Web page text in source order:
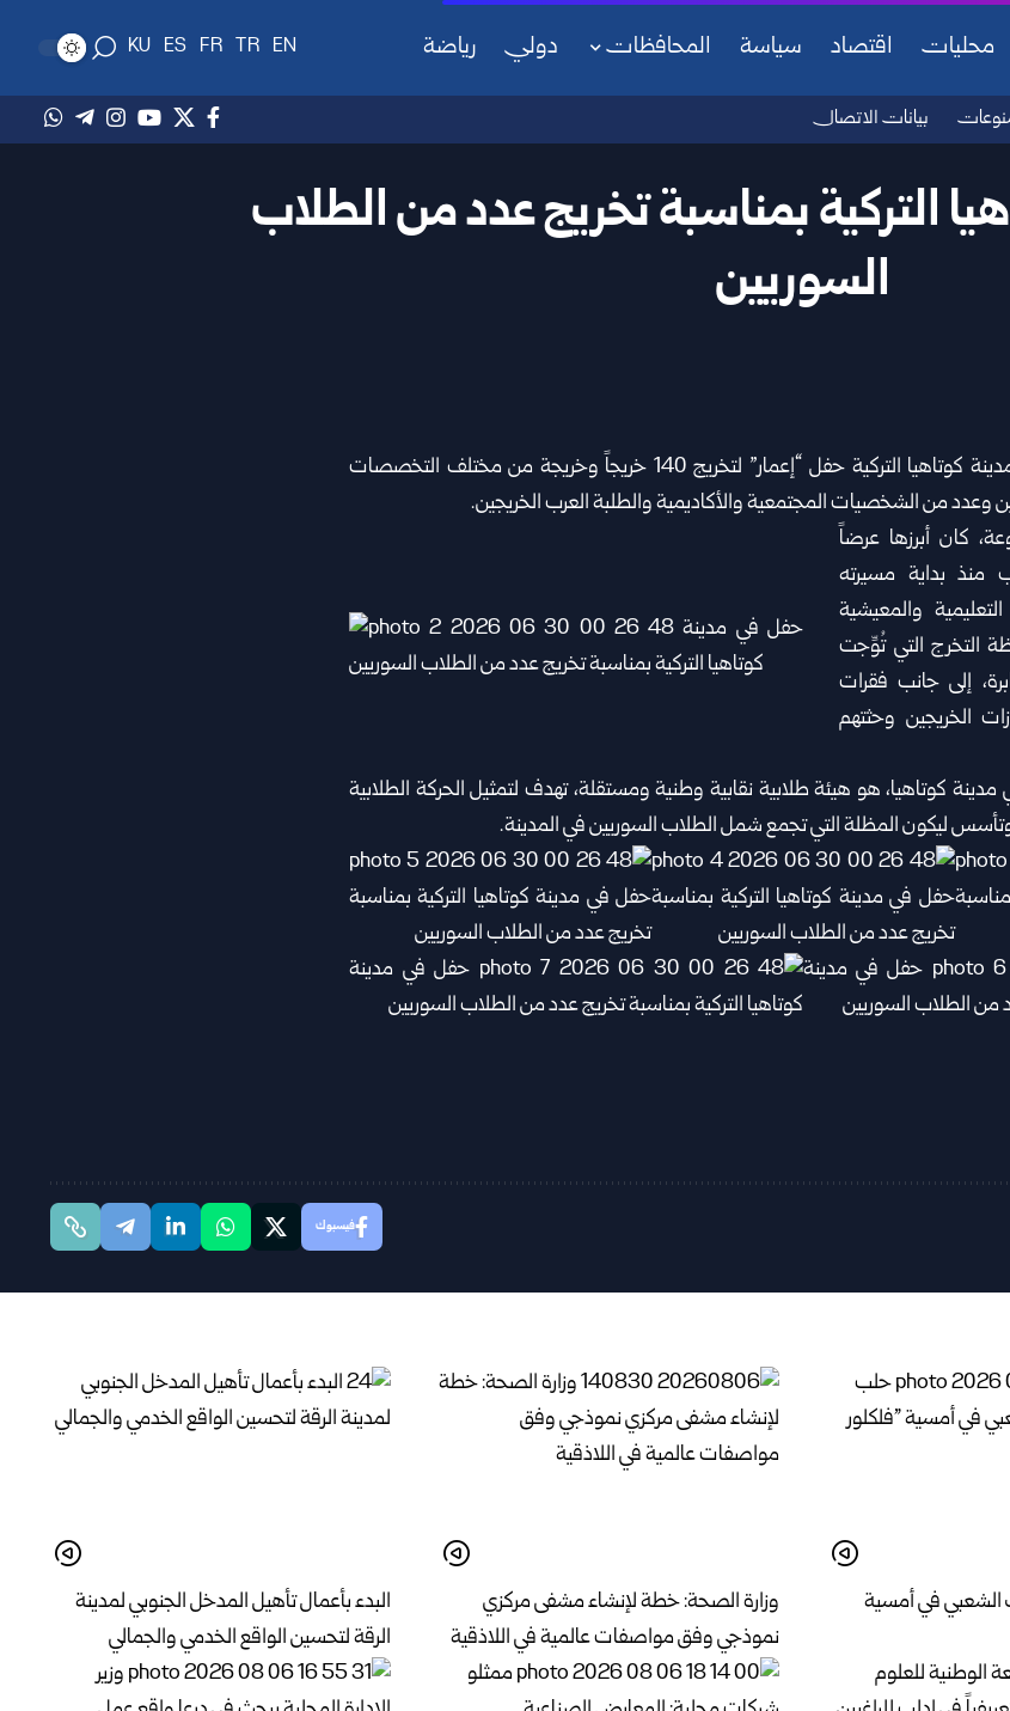
محليات اقتصاد سياسة المحافظات دولي رياضة EN
TR
FR
ES
KU
بيانات الاتصال
التركية بمناسبة تخريج عدد من الطلاب
السوريين
نظم اتحاد الطلبة السوريين في مدينة كوتاهيا التركية حفل “إعمار” لتخريج 140 خريجاً وخريجة من مختلف التخصصات
وعدد من الشخصيات المجتمعية والأكاديمية والطلبة العرب الخريجين.
كان أبرزها عرضاً
منذ بداية مسيرته
والمعيشية
التخرج التي تُوِّجت
إلى جانب فقرات
الخريجين وحثتهم
مدينة كوتاهيا، هو هيئة طلابية نقابية وطنية ومستقلة، تهدف لتمثيل الحركة الطلابية
وتأسس ليكون المظلة التي تجمع شمل الطلاب السوريين في المدينة.
فيسبوك
الشعبي في أمسية
وزارة الصحة: خطة لإنشاء مشفى مركزي
نموذجي وفق مواصفات عالمية في اللاذقية
البدء بأعمال تأهيل المدخل الجنوبي لمدينة
الرقة لتحسين الواقع الخدمي والجمالي